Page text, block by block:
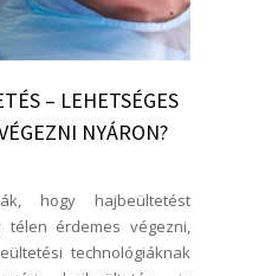
– LEHETSÉGES
NYÁRON?
hogy hajbeültetést
télen érdemes végezni,
technológiáknak